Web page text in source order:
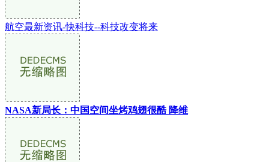
航空最新资讯-快科技--科技改变将来
NASA新局长：中国空间坐烤鸡翅很酷 降维